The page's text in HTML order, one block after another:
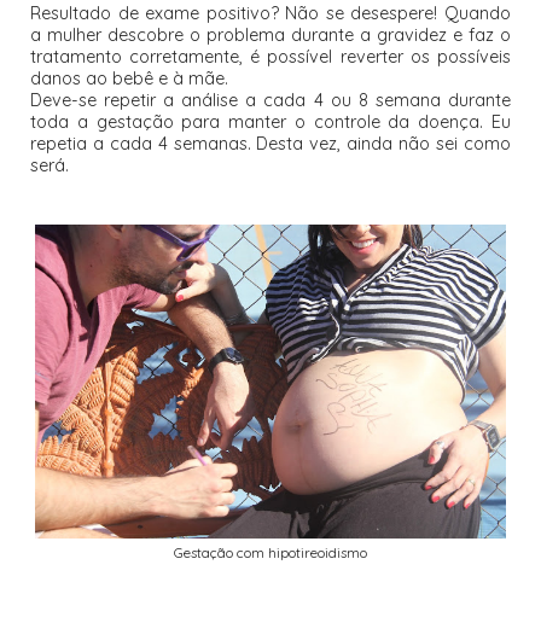
Resultado de exame positivo? Não se desespere! Quando
a mulher descobre o problema durante a gravidez e faz o
tratamento corretamente, é possível reverter os possíveis
danos ao bebê e à mãe.
Deve-se repetir a análise a cada 4 ou 8 semana durante
toda a gestação para manter o controle da doença. Eu
repetia a cada 4 semanas. Desta vez, ainda não sei como
será.
Gestação com hipotireoidismo